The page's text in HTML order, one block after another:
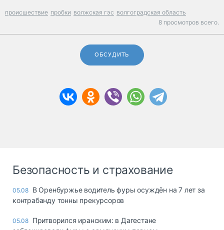
происшествие пробки волжская гэс волгоградская область
8 просмотров всего.
ОБСУДИТЬ
Безопасность и страхование
05.08 В Оренбуржье водитель фуры осуждён на 7 лет за
контрабанду тонны прекурсоров
05.08 Притворился иранским: в Дагестане